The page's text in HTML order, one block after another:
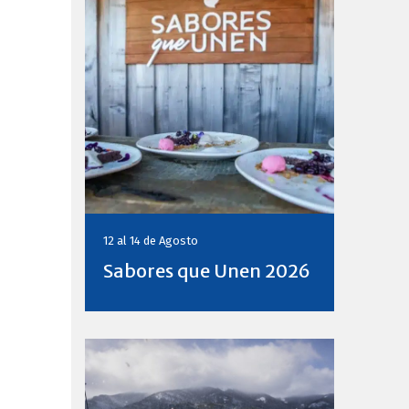
12 al 14 deAgosto
Sabores que Unen 2026